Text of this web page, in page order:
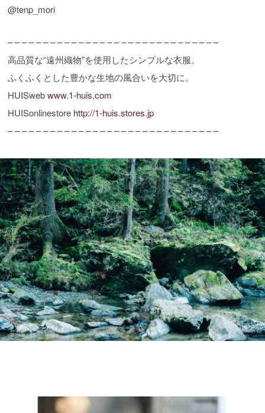
@tenp_mori
– – – – – – – – – – – – – – – – – – – – – – – – – – – – – –
高品質な“遠州織物”を使用したシンプルな衣服。
ふくふくとした豊かな生地の風合いを大切に。
HUISwebwww.1-huis.com
HUISonlinestore http://1-huis.stores.jp
– – – – – – – – – – – – – – – – – – – – – – – – – – – – – –